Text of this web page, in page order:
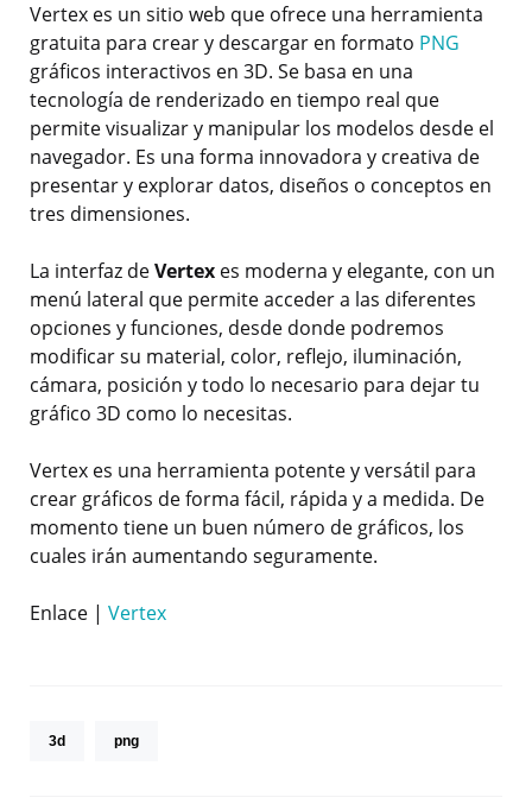
Vertex es un sitio web que ofrece una herramienta
gratuita para crear y descargar en formato PNG
gráficos interactivos en 3D. Se basa en una
tecnología de renderizado en tiempo real que
permite visualizar y manipular los modelos desde el
navegador. Es una forma innovadora y creativa de
presentar y explorar datos, diseños o conceptos en
tres dimensiones.
La interfaz deVertex es moderna y elegante, con un
menú lateral que permite acceder a las diferentes
opciones y funciones, desde donde podremos
modificar su material, color, reflejo, iluminación,
cámara, posición y todo lo necesario para dejar tu
gráfico 3D como lo necesitas.
Vertex es una herramienta potente y versátil para
crear gráficos de forma fácil, rápida y a medida. De
momento tiene un buen número de gráficos, los
cuales irán aumentando seguramente.
Enlace | Vertex
3d png